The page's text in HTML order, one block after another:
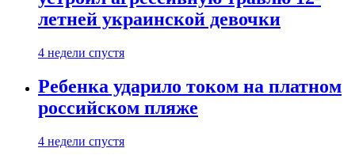
летней украинской девочки
4 недели спустя
Ребенка ударило током на платном
российском пляже
4 недели спустя